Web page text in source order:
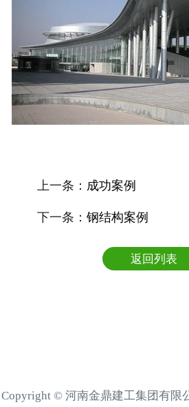
上一条： 成功案例
下一条： 钢结构案例
返回列表
Copyright © 河南金鼎建工集团有限